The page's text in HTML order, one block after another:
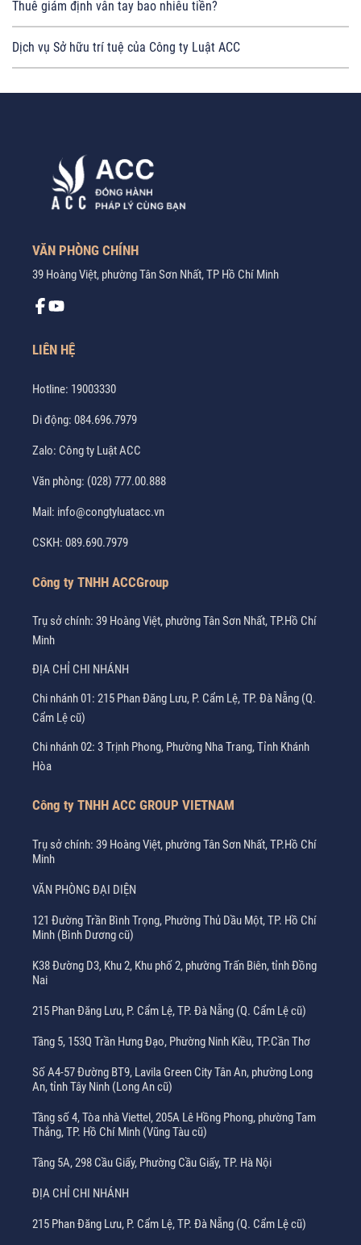
Thuê giám định vân tay bao nhiêu tiền?
Dịch vụ Sở hữu trí tuệ của Công ty Luật ACC
VĂN PHÒNG CHÍNH
39 Hoàng Việt, phường Tân Sơn Nhất, TP Hồ Chí Minh
LIÊN HỆ
Hotline: 19003330
Di động: 084.696.7979
Zalo: Công ty Luật ACC
Văn phòng: (028) 777.00.888
Mail: info@congtyluatacc.vn
CSKH: 089.690.7979
Công ty TNHH ACCGroup
Trụ sở chính: 39 Hoàng Việt, phường Tân Sơn Nhất, TP.Hồ Chí
Minh
ĐỊA CHỈ CHI NHÁNH
Chi nhánh 01: 215 Phan Đăng Lưu, P. Cẩm Lệ, TP. Đà Nẵng (Q.
Cẩm Lệ cũ)
Chi nhánh 02: 3 Trịnh Phong, Phường Nha Trang, Tỉnh Khánh
Hòa
Công ty TNHH ACC GROUP VIETNAM
Trụ sở chính: 39 Hoàng Việt, phường Tân Sơn Nhất, TP.Hồ Chí
Minh
VĂN PHÒNG ĐẠI DIỆN
121 Đường Trần Bình Trọng, Phường Thủ Dầu Một, TP. Hồ Chí
Minh (Bình Dương cũ)
K38 Đường D3, Khu 2, Khu phố 2, phường Trấn Biên, tỉnh Đồng
Nai
215 Phan Đăng Lưu, P. Cẩm Lệ, TP. Đà Nẵng (Q. Cẩm Lệ cũ)
Tầng 5, 153Q Trần Hưng Đạo, Phường Ninh Kiều, TP.Cần Thơ
Số A4-57 Đường BT9, Lavila Green City Tân An, phường Long
An, tỉnh Tây Ninh (Long An cũ)
Tầng số 4, Tòa nhà Viettel, 205A Lê Hồng Phong, phường Tam
Thắng, TP. Hồ Chí Minh (Vũng Tàu cũ)
Tầng 5A, 298 Cầu Giấy, Phường Cầu Giấy, TP. Hà Nội
ĐỊA CHỈ CHI NHÁNH
215 Phan Đăng Lưu, P. Cẩm Lệ, TP. Đà Nẵng (Q. Cẩm Lệ cũ)